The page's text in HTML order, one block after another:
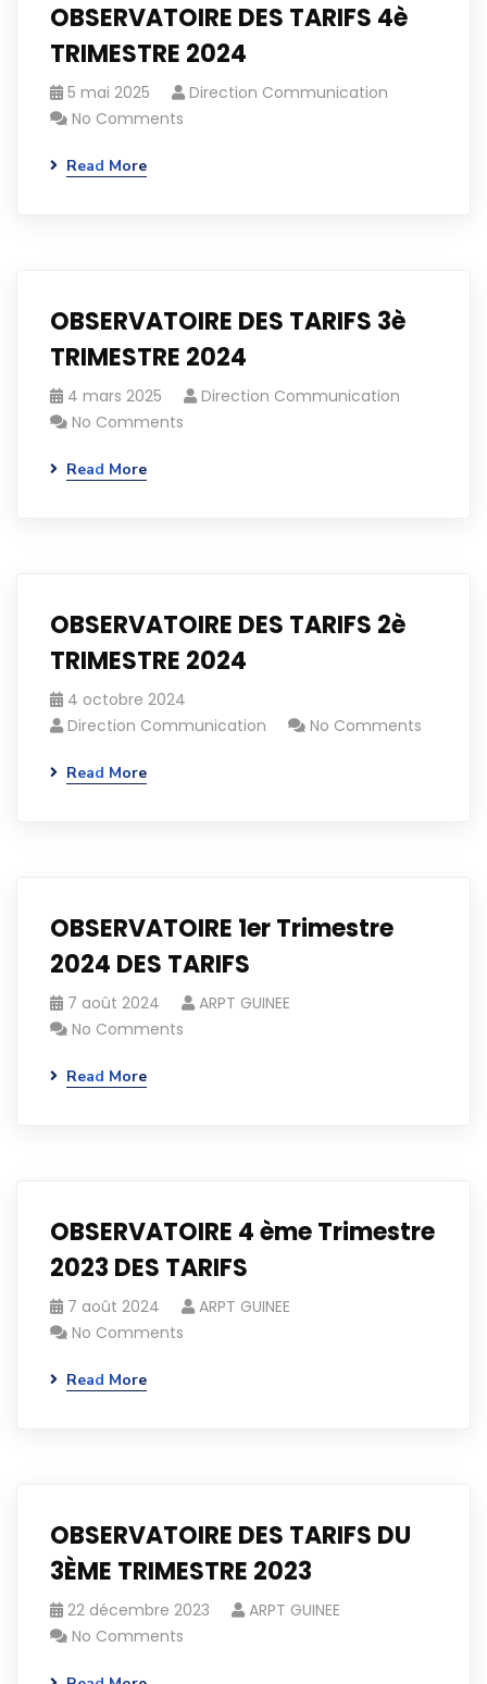
OBSERVATOIRE DES TARIFS 4è
TRIMESTRE 2024
5 mai 2025
Direction Communication
No Comments
Read More
OBSERVATOIRE DES TARIFS 3è
TRIMESTRE 2024
4 mars 2025
Direction Communication
No Comments
Read More
OBSERVATOIRE DES TARIFS 2è
TRIMESTRE 2024
4 octobre 2024
Direction Communication
No Comments
Read More
OBSERVATOIRE 1er Trimestre
2024 DES TARIFS
7 août 2024
ARPT GUINEE
No Comments
Read More
OBSERVATOIRE 4 ème Trimestre
2023 DES TARIFS
7 août 2024
ARPT GUINEE
No Comments
Read More
OBSERVATOIRE DES TARIFS DU
3ÈME TRIMESTRE 2023
22 décembre 2023
ARPT GUINEE
No Comments